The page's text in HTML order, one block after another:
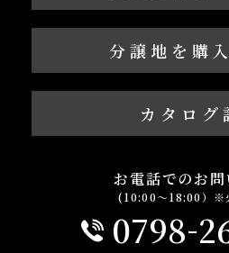
分譲地を購
カタログ
お電話でのお
(10:00～18:00）※
0798-